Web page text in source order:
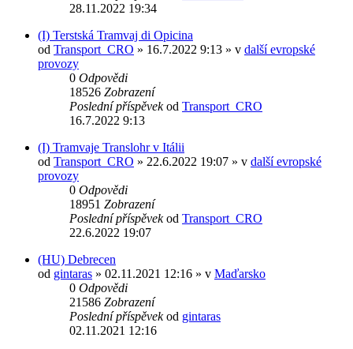
28.11.2022 19:34
(I) Terstská Tramvaj di Opicina
od Transport_CRO » 16.7.2022 9:13 » v další evropské
provozy
0 Odpovědi
18526 Zobrazení
Poslední příspěvekod Transport_CRO
16.7.2022 9:13
(I) Tramvaje Translohr v Itálii
od Transport_CRO » 22.6.2022 19:07 » v další evropské
provozy
0 Odpovědi
18951 Zobrazení
Poslední příspěvekod Transport_CRO
22.6.2022 19:07
(HU) Debrecen
od gintaras » 02.11.2021 12:16 » v Maďarsko
0 Odpovědi
21586 Zobrazení
Poslední příspěvekod gintaras
02.11.2021 12:16